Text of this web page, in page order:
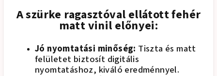
A szürke ragasztóval ellátott fehér
matt vinil előnyei:
Jó nyomtatási minőség: Tiszta és matt
felületet biztosít digitális
nyomtatáshoz, kiváló eredménnyel.